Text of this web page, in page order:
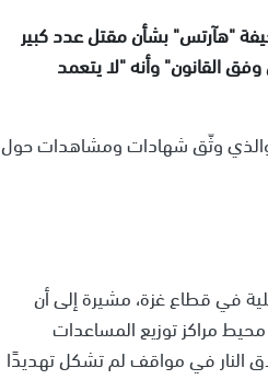
"هآرتس" بشأن مقتل عدد كبير
القانون" وأنه "لا يتعمد
والذي وثّق شهادات ومشاهدات حول
في قطاع غزة، مشيرة إلى أن
مراكز توزيع المساعدات
النار في مواقف لم تشكل تهديدًا